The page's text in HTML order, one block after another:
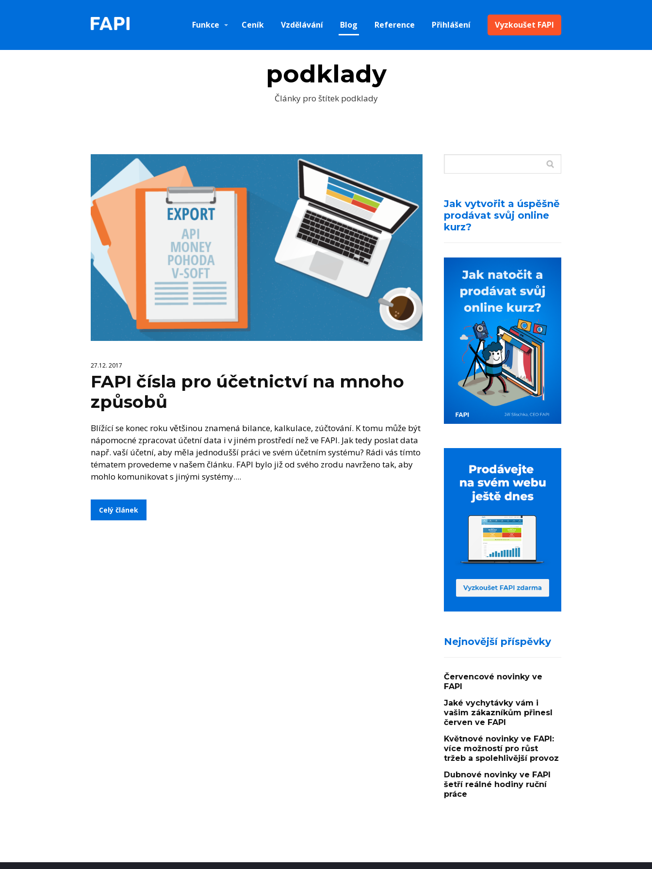
Funkce Ceník Vzdělávání Blog Reference Přihlášení Vyzkoušet FAPI
podklady
Články pro štítek podklady
27.12. 2017
FAPI čísla pro účetnictví na mnoho
způsobů
Blížící se konec roku většinou znamená bilance, kalkulace, zúčtování. K tomu může být
nápomocné zpracovat účetní data i v jiném prostředí než ve FAPI. Jak tedy poslat data
např. vaší účetní, aby měla jednodušší práci ve svém účetním systému? Rádi vás tímto
tématem provedeme v našem článku. FAPI bylo již od svého zrodu navrženo tak, aby
mohlo komunikovat s jinými systémy....
Celý článek
Jak vytvořit a úspěšně
prodávat svůj online
kurz?
Nejnovější příspěvky
Červencové novinky ve
FAPI
Jaké vychytávky vám i
vašim zákazníkům přinesl
červen ve FAPI
Květnové novinky ve FAPI:
více možností pro růst
tržeb a spolehlivější provoz
Dubnové novinky ve FAPI
šetří reálné hodiny ruční
práce